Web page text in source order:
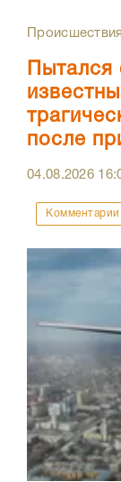
Происшествия
Пытался
после
04.08.2026
Комментарии